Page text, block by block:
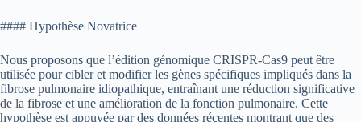
#### Hypothèse Novatrice
Nous proposons que l’édition génomique CRISPR-Cas9 peut être
utilisée pour cibler et modifier les gènes spécifiques impliqués dans la
fibrose pulmonaire idiopathique, entraînant une réduction significative
de la fibrose et une amélioration de la fonction pulmonaire. Cette
hypothèse est appuyée par des données récentes montrant que des